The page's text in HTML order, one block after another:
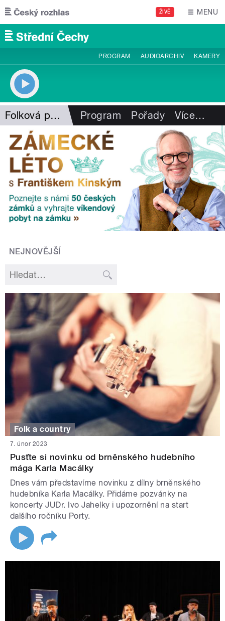
Přejít k hlavnímu obsahu
ŽIVĚ MENU
PROGRAM AUDIOARCHIV KAMERY
Folková pohlazení Program Pořady Více…
NEJNOVĚJŠÍ
Folk a country
7. únor 2023
Pusťte si novinku od brněnského hudebního
mága Karla Macálky
Dnes vám představíme novinku z dílny brněnského
hudebníka Karla Macálky. Přidáme pozvánky na
koncerty JUDr. Ivo Jahelky i upozornění na start
dalšího ročníku Porty.